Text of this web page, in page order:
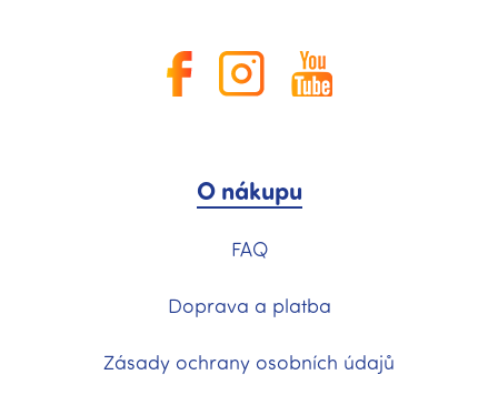
O nákupu
FAQ
Doprava a platba
Zásady ochrany osobních údajů